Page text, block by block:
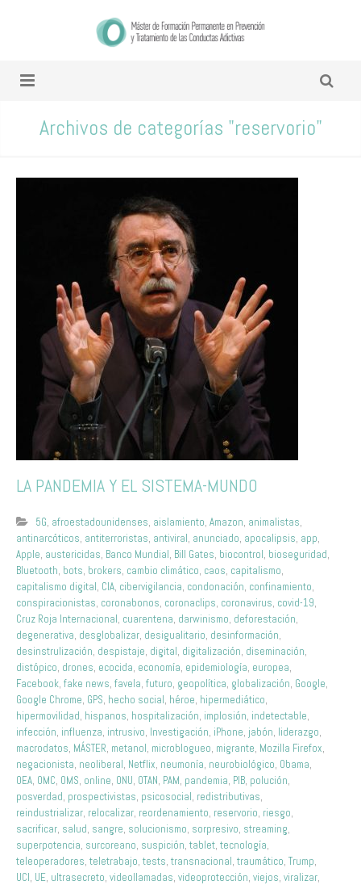
Archivos de categorías "reservorio"
LA PANDEMIA Y EL SISTEMA-MUNDO
5G, afroestadounidenses, aislamiento, Amazon, animalistas,
antinarcóticos, antiterroristas, antiviral, anunciado, apocalipsis, app,
Apple, austericidas, Banco Mundial, Bill Gates, biocontrol, bioseguridad,
Bluetooth, bots, brokers, cambio climático, caos, capitalismo,
capitalismo digital, CIA, cibervigilancia, condonación, confinamiento,
conspiracionistas, coronabonos, coronaclips, coronavirus, covid-19,
Cruz Roja Internacional, cuarentena, darwinismo, deforestación,
degenerativa, desglobalizar, desigualitario, desinformación,
desinstrulización, despistaje, digital, digitalización, diseminación,
distópico, drones, ecocida, economía, epidemiología, europea,
Facebook, fake news, favela, futuro, geopolítica, globalización, Google,
Google Chrome, GPS, hecho social, héroe, hipermediático,
hipermovilidad, hispanos, hospitalización, implosión, indetectable,
infección, influenza, intrusivo, Investigación, iPhone, jabón, liderazgo,
macrodatos, MÁSTER, metanol, microblogueo, migrante, Mozilla Firefox,
negacionista, neoliberal, Netflix, neumonía, neurobiológico, Obama,
OEA, OMC, OMS, online, ONU, OTAN, PAM, pandemia, PIB, polución,
posverdad, prospectivistas, psicosocial, redistributivas,
reindustrializar, relocalizar, reordenamiento, reservorio, riesgo,
sacrificar, salud, sangre, solucionismo, sorpresivo, streaming,
superpotencia, surcoreano, suspición, tablet, tecnología,
teleoperadores, teletrabajo, tests, transnacional, traumático, Trump,
UCI, UE, ultrasecreto, videollamadas, videoprotección, viejos, viralizar,